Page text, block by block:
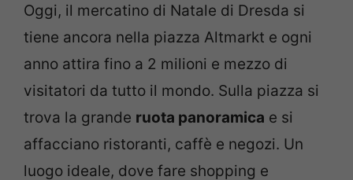
Oggi, il mercatino di Natale di Dresda si
tiene ancora nella piazza Altmarkt e ogni
anno attira fino a 2 milioni e mezzo di
visitatori da tutto il mondo. Sulla piazza si
trova la grande ruota panoramica e si
affacciano ristoranti, caffè e negozi. Un
luogo ideale, dove fare shopping e